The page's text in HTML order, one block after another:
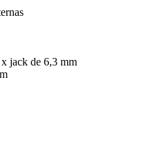
x jack de 6,3 mm